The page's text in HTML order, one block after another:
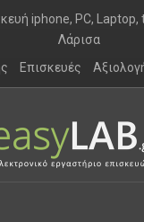
iphone, PC,
Λάρισα
Επισκευές